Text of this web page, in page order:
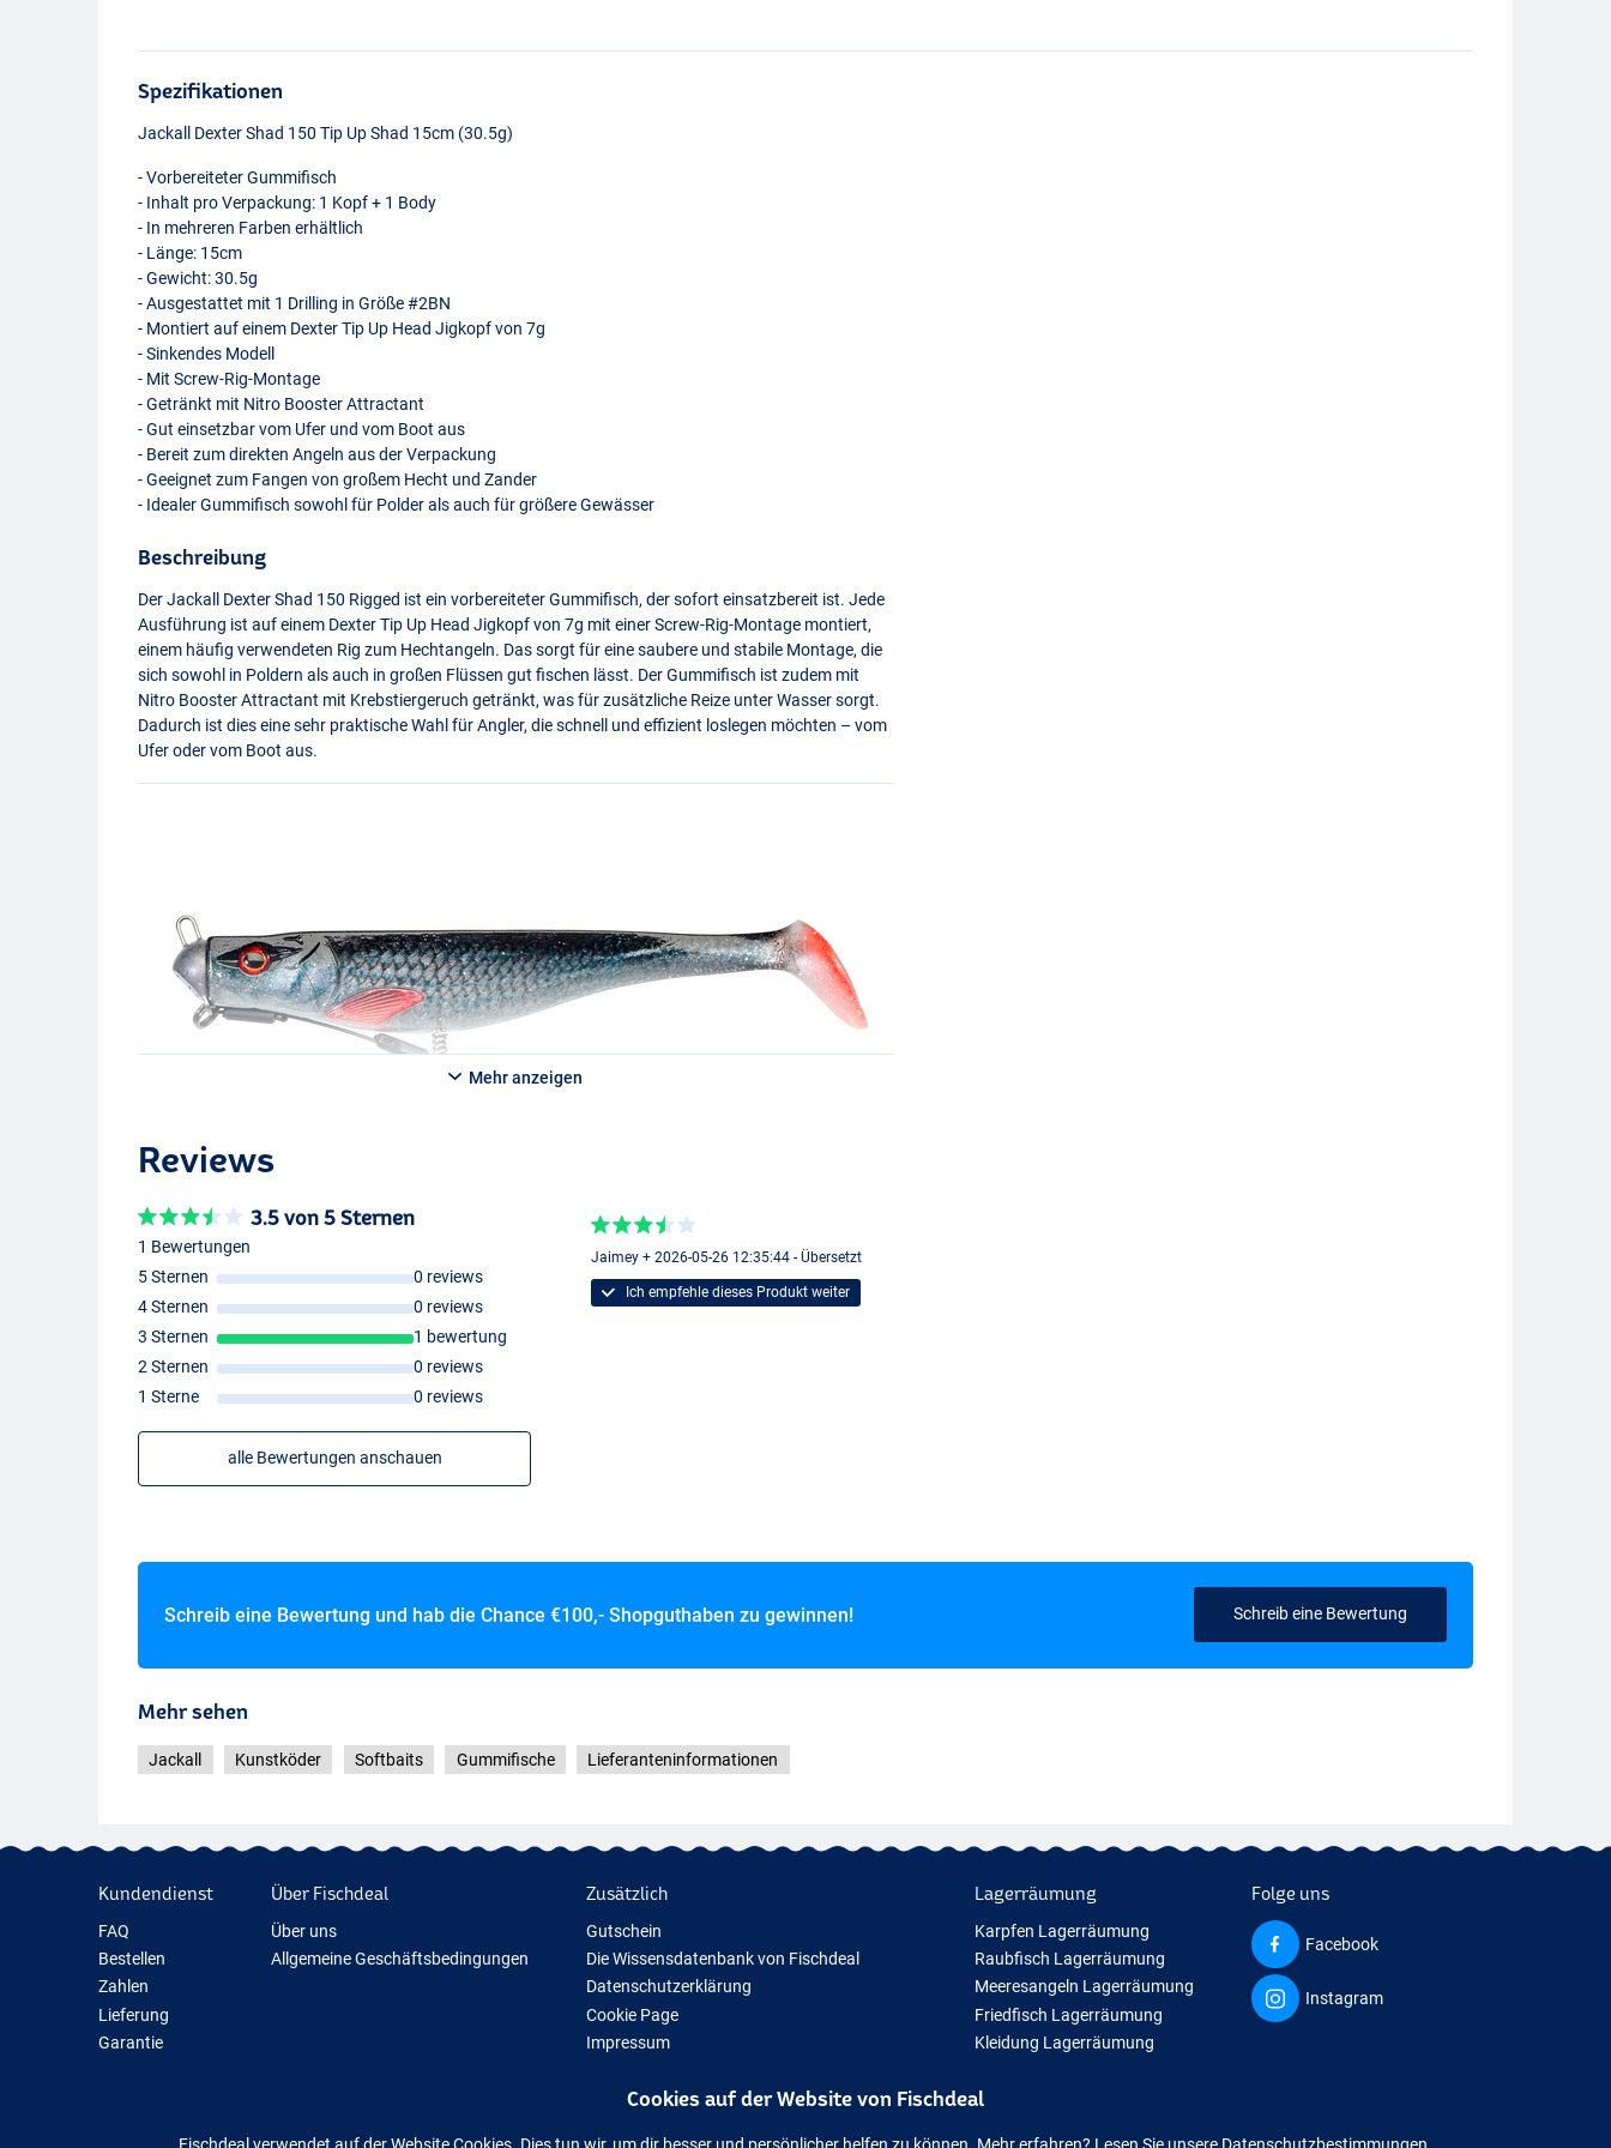
Spezifikationen
Jackall Dexter Shad 150 Tip Up Shad 15cm (30.5g)
- Vorbereiteter Gummifisch
- Inhalt pro Verpackung: 1 Kopf + 1 Body
- In mehreren Farben erhältlich
- Länge: 15cm
- Gewicht: 30.5g
- Ausgestattet mit 1 Drilling in Größe #2BN
- Montiert auf einem Dexter Tip Up Head Jigkopf von 7g
- Sinkendes Modell
- Mit Screw-Rig-Montage
- Getränkt mit Nitro Booster Attractant
- Gut einsetzbar vom Ufer und vom Boot aus
- Bereit zum direkten Angeln aus der Verpackung
- Geeignet zum Fangen von großem Hecht und Zander
- Idealer Gummifisch sowohl für Polder als auch für größere Gewässer
Beschreibung
Der Jackall Dexter Shad 150 Rigged ist ein vorbereiteter Gummifisch, der sofort einsatzbereit ist. Jede
Ausführung ist auf einem Dexter Tip Up Head Jigkopf von 7g mit einer Screw-Rig-Montage montiert,
einem häufig verwendeten Rig zum Hechtangeln. Das sorgt für eine saubere und stabile Montage, die
sich sowohl in Poldern als auch in großen Flüssen gut fischen lässt. Der Gummifisch ist zudem mit
Nitro Booster Attractant mit Krebstiergeruch getränkt, was für zusätzliche Reize unter Wasser sorgt.
Dadurch ist dies eine sehr praktische Wahl für Angler, die schnell und effizient loslegen möchten – vom
Ufer oder vom Boot aus.
Rh
Mehr anzeigen
Reviews
3.5 von 5 Sternen
1 Bewertungen
5 Sternen
0 reviews
4 Sternen
0 reviews
3 Sternen
1 bewertung
2 Sternen
0 reviews
1 Sterne
0 reviews
alle Bewertungen anschauen
Jaimey + 2026-05-26 12:35:44 - Übersetzt
Ich empfehle dieses Produkt weiter
Schreib eine Bewertung und hab die Chance €100,- Shopguthaben zu gewinnen! Schreib eine Bewertung
Mehr sehen
Jackall Kunstköder Softbaits Gummifische Lieferanteninformationen
Kundendienst
FAQ
Bestellen
Zahlen
Lieferung
Garantie
Über Fischdeal
Über uns
Allgemeine Geschäftsbedingungen
Zusätzlich
Gutschein
Die Wissensdatenbank von Fischdeal
Datenschutzerklärung
Cookie Page
Impressum
Neue Angelausrüstung
Lagerräumung
Karpfen Lagerräumung
Raubfisch Lagerräumung
Meeresangeln Lagerräumung
Friedfisch Lagerräumung
Kleidung Lagerräumung
Folge uns
Facebook
Instagram
Cookies auf der Website von Fischdeal